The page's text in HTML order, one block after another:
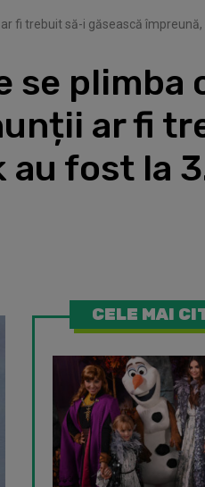
fi trebuit să-i găsească împreună,
se plimba
ar fi
au fost la
CELE MAI